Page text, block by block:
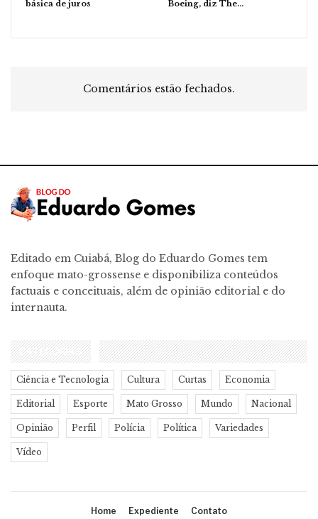
básica de juros
Boeing, diz The…
Comentários estão fechados.
Editado em Cuiabá, Blog do Eduardo Gomes tem
enfoque mato-grossense e disponibiliza conteúdos
factuais e conceituais, além de opinião editorial e do
internauta.
CATEGORIAS
Ciência e Tecnologia Cultura Curtas Economia
Editorial Esporte Mato Grosso Mundo Nacional
Opinião Perfil Polícia Política Variedades
Vídeo
Home Expediente Contato